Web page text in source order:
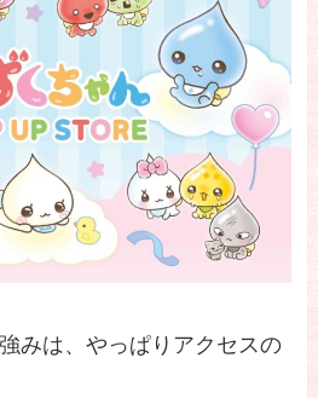
みは、やっぱりアクセスの